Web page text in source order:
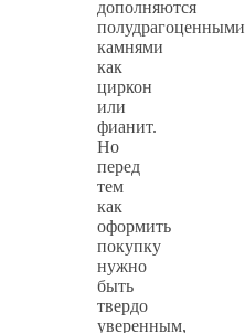
дополняются
полудрагоценными
камнями
как
циркон
или
фианит.
Но
перед
тем
как
оформить
покупку
нужно
быть
твердо
уверенным,